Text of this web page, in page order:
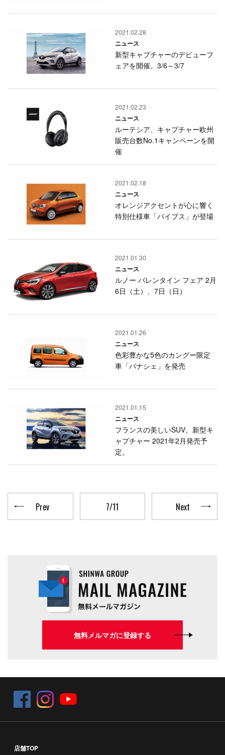
2021.02.28
ニュース
新型キャプチャーのデビューフ
ェアを開催。3/6～3/7
2021.02.23
ニュース
ルーテシア、キャプチャー欧州
販売台数No.1キャンペーンを開
催
2021.02.18
ニュース
オレンジアクセントが心に響く
特別仕様車「バイブス」が登場
2021.01.30
ニュース
ルノー バレンタイン フェア 2月
6日（土）、7日（日）
2021.01.26
ニュース
色彩豊かな5色のカングー限定
車「パナシェ」を発売
2021.01.15
ニュース
フランスの美しいSUV。新型キ
ャプチャー 2021年2月発売予
定。
Prev 7/11 Next
無料メルマガに登録する
店舗TOP